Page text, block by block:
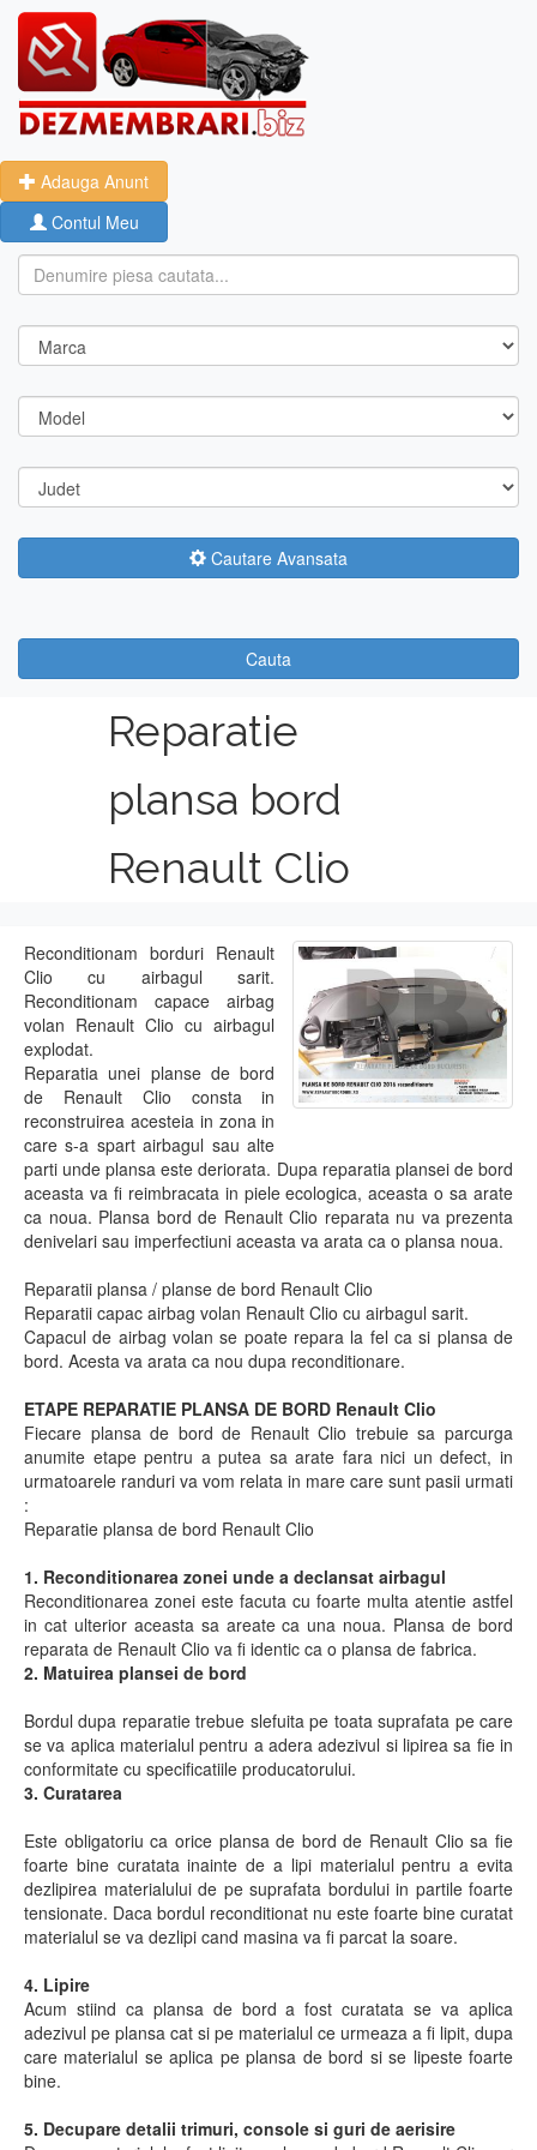
Adauga Anunt
Contul Meu
Cautare Avansata
Cauta
Reparatie
plansa bord
Renault Clio
Reconditionam borduri Renault
Clio cu airbagul sarit.
Reconditionam capace airbag
volan Renault Clio cu airbagul
explodat.
Reparatia unei planse de bord
de Renault Clio consta in
reconstruirea acesteia in zona in
care s-a spart airbagul sau alte
parti unde plansa este deriorata. Dupa reparatia plansei de bord
aceasta va fi reimbracata in piele ecologica, aceasta o sa arate
ca noua. Plansa bord de Renault Clio reparata nu va prezenta
denivelari sau imperfectiuni aceasta va arata ca o plansa noua.
Reparatii plansa / planse de bord Renault Clio
Reparatii capac airbag volan Renault Clio cu airbagul sarit.
Capacul de airbag volan se poate repara la fel ca si plansa de
bord. Acesta va arata ca nou dupa reconditionare.
ETAPE REPARATIE PLANSA DE BORD Renault Clio
Fiecare plansa de bord de Renault Clio trebuie sa parcurga
anumite etape pentru a putea sa arate fara nici un defect, in
urmatoarele randuri va vom relata in mare care sunt pasii urmati
:
Reparatie plansa de bord Renault Clio
1. Reconditionarea zonei unde a declansat airbagul
Reconditionarea zonei este facuta cu foarte multa atentie astfel
in cat ulterior aceasta sa areate ca una noua. Plansa de bord
reparata de Renault Clio va fi identic ca o plansa de fabrica.
2. Matuirea plansei de bord
Bordul dupa reparatie trebue slefuita pe toata suprafata pe care
se va aplica materialul pentru a adera adezivul si lipirea sa fie in
conformitate cu specificatiile producatorului.
3. Curatarea
Este obligatoriu ca orice plansa de bord de Renault Clio sa fie
foarte bine curatata inainte de a lipi materialul pentru a evita
dezlipirea materialului de pe suprafata bordului in partile foarte
tensionate. Daca bordul reconditionat nu este foarte bine curatat
materialul se va dezlipi cand masina va fi parcat la soare.
4. Lipire
Acum stiind ca plansa de bord a fost curatata se va aplica
adezivul pe plansa cat si pe materialul ce urmeaza a fi lipit, dupa
care materialul se aplica pe plansa de bord si se lipeste foarte
bine.
5. Decupare detalii trimuri, console si guri de aerisire